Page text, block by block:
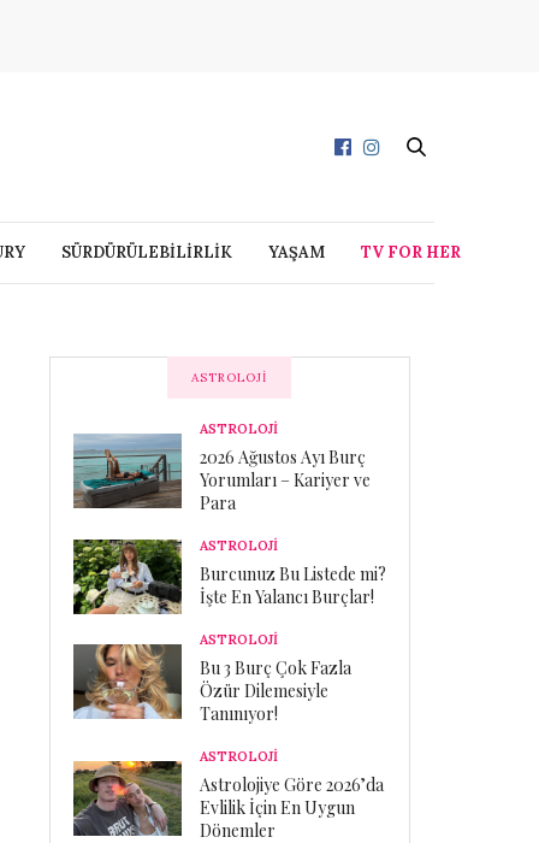
SÜRDÜRÜLEBİLİRLİK YAŞAM TV FOR HER
ASTROLOJI
ASTROLOJİ
2026 Ağustos Ayı Burç
Yorumları – Kariyer ve
Para
ASTROLOJİ
Burcunuz Bu Listede mi?
İşte En Yalancı Burçlar!
ASTROLOJİ
Bu 3 Burç Çok Fazla
Özür Dilemesiyle
Tanınıyor!
ASTROLOJİ
Astrolojiye Göre 2026’da
Evlilik İçin En Uygun
Dönemler